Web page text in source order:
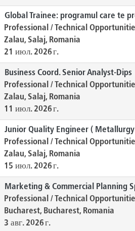
Global Trainee: programul care te
Professional / Technical
Zalau, Salaj, Romania
21 июл. 2026 г.
Business Coord. Senior Analyst-Dips
Professional / Technical
Zalau, Salaj, Romania
11 июл. 2026 г.
Junior Quality Engineer (
Professional / Technical
Zalau, Salaj, Romania
15 июл. 2026 г.
Marketing & Commercial Planning
Professional / Technical
Bucharest, Bucharest, Romania
3 авг. 2026 г.